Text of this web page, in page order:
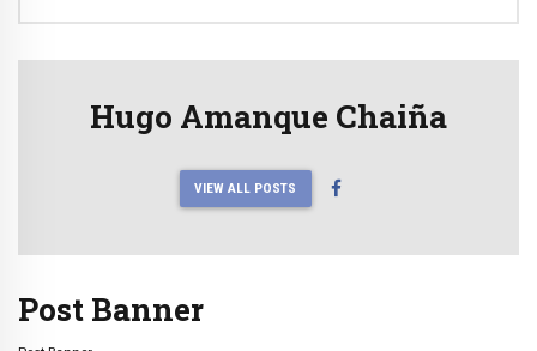
Hugo Amanque Chaiña
VIEW ALL POSTS
Post Banner